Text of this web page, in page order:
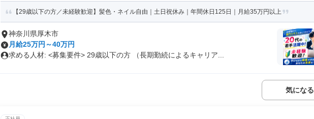
【29歳以下の方／未経験歓迎】髪色・ネイル自由｜土日祝休み｜年間休日125日｜月給35万円以上
神奈川県厚木市
月給25万円～40万円
求める人材: <募集要件> 29歳以下の方 （長期勤続によるキャリア...
気になる